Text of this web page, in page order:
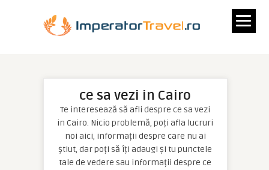
ce sa vezi in Cairo
Te interesează să afli despre ce sa vezi
in Cairo. Nicio problemă, poți afla lucruri
noi aici, informații despre care nu ai
știut, dar poți să îți adaugi și tu punctele
tale de vedere sau informații despre ce